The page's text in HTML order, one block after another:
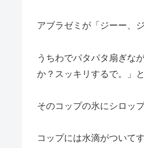
アブラゼミが「ジーー、
うちわでパタパタ扇ぎな
か？スッキリするで。」
そのコップの氷にシロッ
コップには水滴がついて